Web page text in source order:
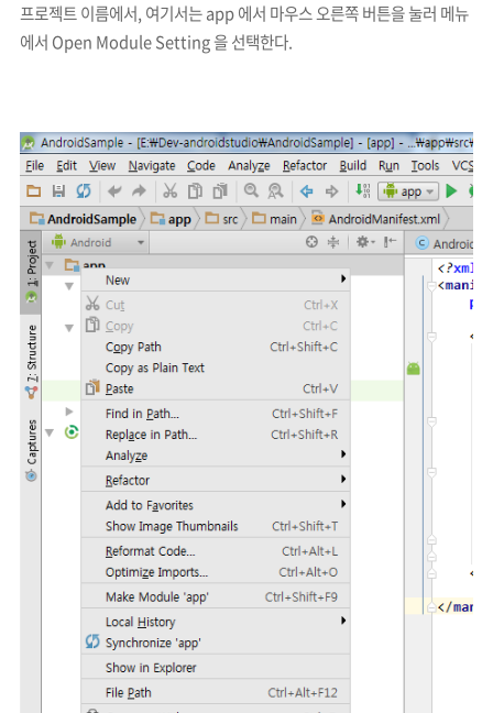
프로젝트 이름에서, 여기서는app 에서 마우스 오른쪽 버튼을 눌러 메뉴
에서 Open Module Setting 을 선택한다.